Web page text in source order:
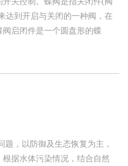
达到开启与关闭的一种阀，在
启闭件是一个圆盘形的蝶
，以防御及生态恢复为主，
据水体污染情况，结合自然